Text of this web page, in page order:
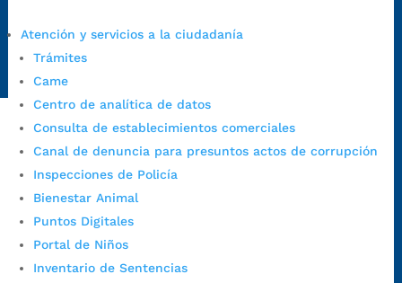
Atención y servicios a la ciudadanía
Trámites
Came
Centro de analítica de datos
Consulta de establecimientos comerciales
Canal de denuncia para presuntos actos de corrupción
Inspecciones de Policía
Bienestar Animal
Puntos Digitales
Portal de Niños
Inventario de Sentencias
Radique aquí su queja disciplinaria:
https://www.bucaramanga.gov.co/gobierno-ciudadanos-
1/secretarias/oficina-de-control-interno-disciplinario/
Alcaldía de Bucaramanga
@AlcaldíaBGA
Alcaldía de Bucaramanga